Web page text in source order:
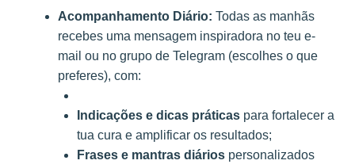
Acompanhamento Diário: Todas as manhãs
recebes uma mensagem inspiradora no teu e-
mail ou no grupo de Telegram (escolhes o que
preferes), com:
Indicações e dicas práticaspara fortalecer a
tua cura e amplificar os resultados;
Frases e mantras diáriospersonalizados